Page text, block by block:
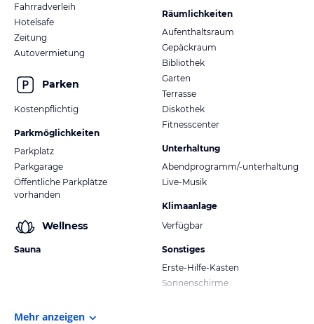
Fahrradverleih
Hotelsafe
Zeitung
Autovermietung
Parken
Kostenpflichtig
Parkmöglichkeiten
Parkplatz
Parkgarage
Öffentliche Parkplätze
vorhanden
Wellness
Sauna
Räumlichkeiten
Aufenthaltsraum
Gepäckraum
Bibliothek
Garten
Terrasse
Diskothek
Fitnesscenter
Unterhaltung
Abendprogramm/-unterhaltung
Live-Musik
Klimaanlage
Verfügbar
Sonstiges
Erste-Hilfe-Kasten
Sonnenschirme
Mehr anzeigen